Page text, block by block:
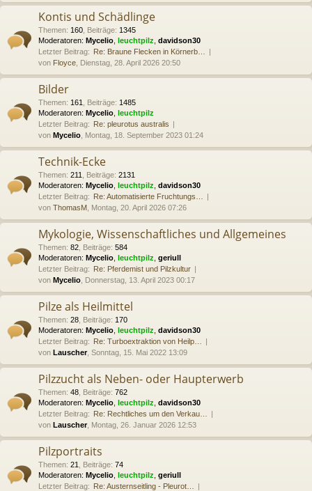
Kontis und Schädlinge
Themen: 160 Beiträge: 1345
Moderatoren: Mycelio leuchtpilz davidson30
Letzter Beitrag: Re: Braune Flecken in Körnerb…
von Floyce , Dienstag, 28. April 2026 20:50
Bilder
Themen: 161 Beiträge: 1485
Moderatoren: Mycelio leuchtpilz
Letzter Beitrag: Re: pleurotus australis
von Mycelio , Montag, 18. September 2023 01:24
Technik-Ecke
Themen: 211 Beiträge: 2131
Moderatoren: Mycelio leuchtpilz davidson30
Letzter Beitrag: Re: Automatisierte Fruchtungs…
von ThomasM , Montag, 20. April 2026 07:26
Mykologie, Wissenschaftliches und Allgemeines
Themen: 82 Beiträge: 584
Moderatoren: Mycelio leuchtpilz geriull
Letzter Beitrag: Re: Pferdemist und Pilzkultur
von Mycelio , Donnerstag, 13. April 2023 00:17
Pilze als Heilmittel
Themen: 28 Beiträge: 170
Moderatoren: Mycelio leuchtpilz davidson30
Letzter Beitrag: Re: Turboextraktion von Heilp…
von Lauscher, Sonntag, 15. Mai 2022 13:09
Pilzzucht als Neben- oder Haupterwerb
Themen: 48 Beiträge: 762
Moderatoren: Mycelio leuchtpilz davidson30
Letzter Beitrag: Re: Rechtliches um den Verkau…
von Lauscher, Montag, 26. Januar 2026 12:53
Pilzportraits
Themen: 21 Beiträge: 74
Moderatoren: Mycelio leuchtpilz geriull
Letzter Beitrag: Re: Austernseitling - Pleurot…